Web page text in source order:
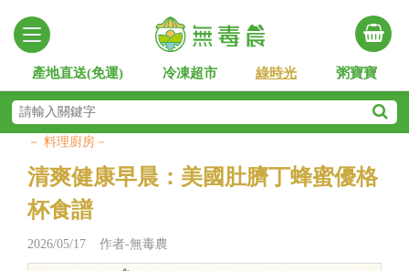
產地直送(免運) 冷凍超市 綠時光 粥寶寶
－ 料理廚房－
清爽健康早晨：美國肚臍丁蜂蜜優格
杯食譜
2026/05/17 作者-無毒農